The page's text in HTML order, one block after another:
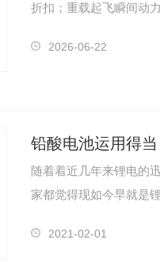
折扣；重载起飞瞬间动
2026-06-22
铅酸电池运用得
随着着近几年来锂电的
家都觉得现如今早就是
2021-02-01